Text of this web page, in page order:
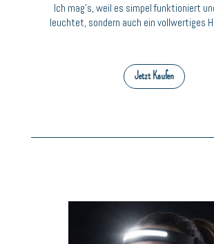
Ich mag’s, weil es simpel funktioniert
leuchtet, sondern auch ein vollwertiges
Jetzt Kaufen